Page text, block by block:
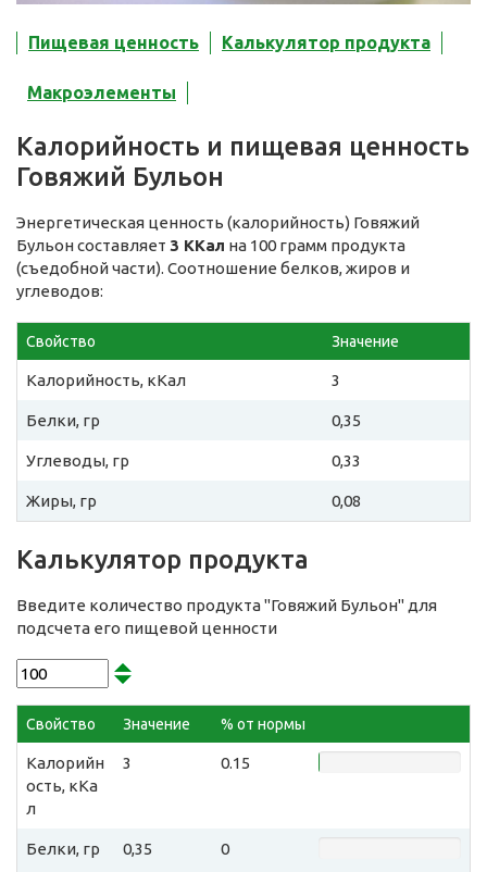
Пищевая ценность Калькулятор продукта
Макроэлементы
Калорийность и пищевая ценность
Говяжий Бульон
Энергетическая ценность (калорийность) Говяжий
Бульон составляет 3 ККал на 100 грамм продукта
(съедобной части). Соотношение белков, жиров и
углеводов:
Свойство Значение
Калорийность, кКал 3
Белки, гр 0,35
Углеводы, гр 0,33
Жиры, гр 0,08
Калькулятор продукта
Введите количество продукта "Говяжий Бульон" для
подсчета его пищевой ценности
Свойство Значение % от нормы
Калорийн
ость, кКа
л
3 0.15
Белки, гр 0,35 0